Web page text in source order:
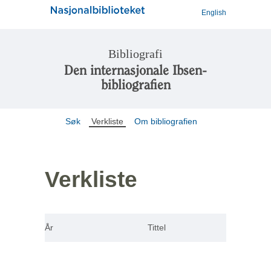
English
Bibliografi
Den internasjonale Ibsen-
bibliografien
Søk Verkliste Om bibliografien
Verkliste
År Tittel